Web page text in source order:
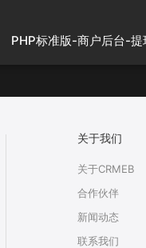
PHP标准版-商户后台-
关于我们
关于CRMEB
合作伙伴
新闻动态
联系我们